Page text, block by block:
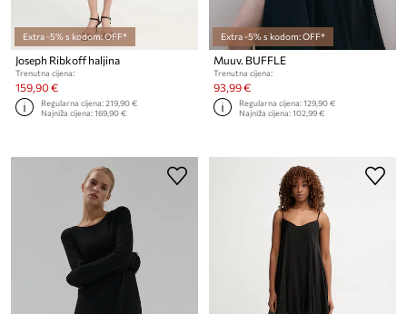
Extra -5% s kodom: OFF*
Joseph Ribkoff haljina
Trenutna cijena:
159,90 €
Regularna cijena:219,90 €
Najniža cijena:169,90 €
Extra -5% s kodom: OFF*
Muuv. BUFFLE
Trenutna cijena:
93,99 €
Regularna cijena:129,90 €
Najniža cijena:102,99 €